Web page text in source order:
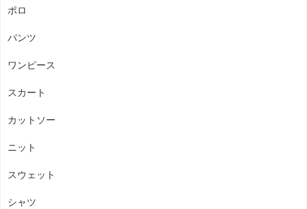
ポロ
パンツ
ワンピース
スカート
カットソー
ニット
スウェット
シャツ